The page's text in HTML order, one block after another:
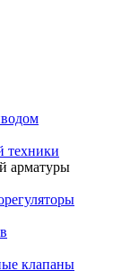
техники
арматуры
клапаны